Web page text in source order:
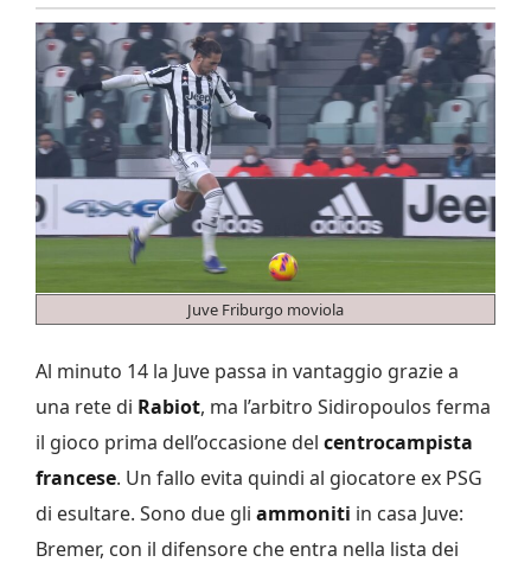
Juve Friburgo moviola
Al minuto 14 la Juve passa in vantaggio grazie a
una rete di Rabiot, ma l’arbitro Sidiropoulos ferma
il gioco prima dell’occasione del centrocampista
francese. Un fallo evita quindi al giocatore ex PSG
di esultare. Sono due gli ammoniti in casa Juve:
Bremer, con il difensore che entra nella lista dei